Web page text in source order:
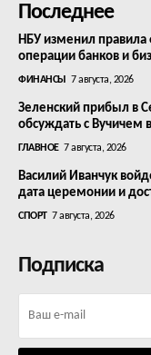
Последнее
НБУ изменил правила
операции банков и
ФИНАНСЫ 7 августа, 2026
Зеленский прибыл в
обсуждать с Вучичем
ГЛАВНОЕ 7 августа, 2026
Василий Иванчук
дата церемонии и
СПОРТ 7 августа, 2026
Подписка